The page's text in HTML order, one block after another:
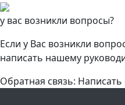
у вас возникли вопросы?
Если у Вас возникли
написать нашему
Обратная связь: